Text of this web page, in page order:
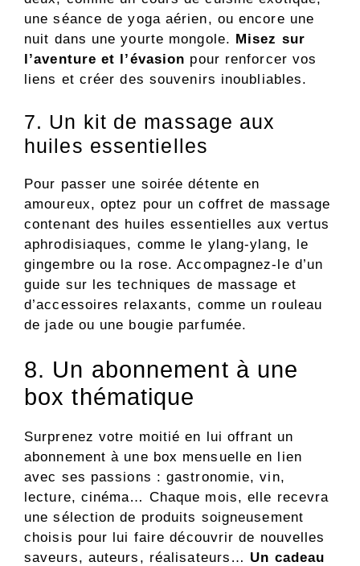
une séance de yoga aérien, ou encore une
nuit dans une yourte mongole. Misez sur
l’aventure et l’évasion pour renforcer vos
liens et créer des souvenirs inoubliables.
7. Un kit de massage aux
huiles essentielles
Pour passer une soirée détente en
amoureux, optez pour un coffret de massage
contenant des huiles essentielles aux vertus
aphrodisiaques, comme le ylang-ylang, le
gingembre ou la rose. Accompagnez-le d’un
guide sur les techniques de massage et
d’accessoires relaxants, comme un rouleau
de jade ou une bougie parfumée.
8. Un abonnement à une
box thématique
Surprenez votre moitié en lui offrant un
abonnement à une box mensuelle en lien
avec ses passions : gastronomie, vin,
lecture, cinéma… Chaque mois, elle recevra
une sélection de produits soigneusement
choisis pour lui faire découvrir de nouvelles
saveurs, auteurs, réalisateurs… Un cadeau